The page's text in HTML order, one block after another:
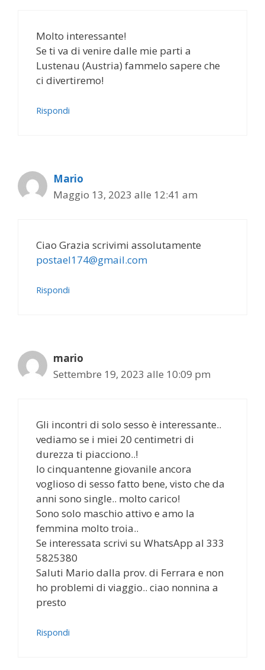
Molto interessante!
Se ti va di venire dalle mie parti a
Lustenau (Austria) fammelo sapere che
ci divertiremo!
Rispondi
Mario
Maggio 13, 2023 alle 12:41 am
Ciao Grazia scrivimi assolutamente
postael174@gmail.com
Rispondi
mario
Settembre 19, 2023 alle 10:09 pm
Gli incontri di solo sesso è interessante..
vediamo se i miei 20 centimetri di
durezza ti piacciono..!
Io cinquantenne giovanile ancora
voglioso di sesso fatto bene, visto che da
anni sono single.. molto carico!
Sono solo maschio attivo e amo la
femmina molto troia..
Se interessata scrivi su WhatsApp al 333
5825380
Saluti Mario dalla prov. di Ferrara e non
ho problemi di viaggio.. ciao nonnina a
presto
Rispondi